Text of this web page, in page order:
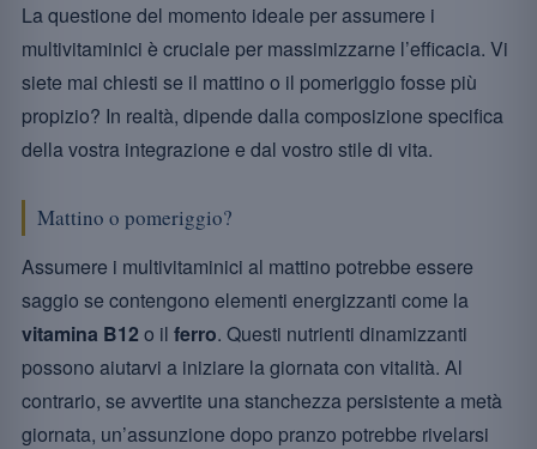
La questione del momento ideale per assumere i
multivitaminici è cruciale per massimizzarne l’efficacia. Vi
siete mai chiesti se il mattino o il pomeriggio fosse più
propizio? In realtà, dipende dalla composizione specifica
della vostra integrazione e dal vostro stile di vita.
Mattino o pomeriggio?
Assumere i multivitaminici al mattino potrebbe essere
saggio se contengono elementi energizzanti come la
vitamina B12 o il ferro. Questi nutrienti dinamizzanti
possono aiutarvi a iniziare la giornata con vitalità. Al
contrario, se avvertite una stanchezza persistente a metà
giornata, un’assunzione dopo pranzo potrebbe rivelarsi